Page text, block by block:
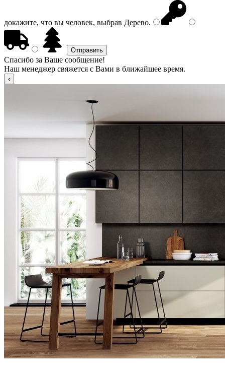
докажите, что вы человек, выбрав Дерево.
Спасибо за Ваше сообщение!
Наш менеджер свяжется с Вами в ближайшее время.